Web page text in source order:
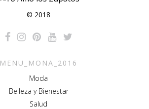
© 2018
MENU_MONA_2016
Moda
Belleza y Bienestar
Salud